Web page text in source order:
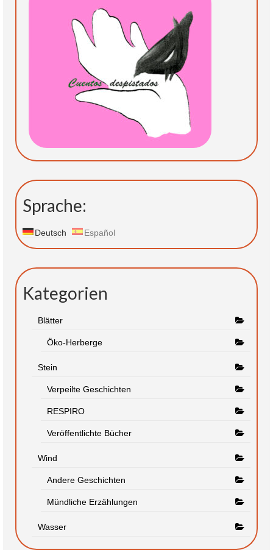
Sprache:
Deutsch Español
Kategorien
Blätter
Öko-Herberge
Stein
Verpeilte Geschichten
RESPIRO
Veröffentlichte Bücher
Wind
Andere Geschichten
Mündliche Erzählungen
Wasser